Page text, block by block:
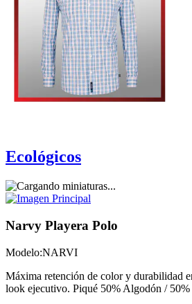
Ecológicos
Narvy Playera Polo
Modelo:NARVI
Máxima retención de color y durabilidad
look ejecutivo. Piqué 50% Algodón / 50%